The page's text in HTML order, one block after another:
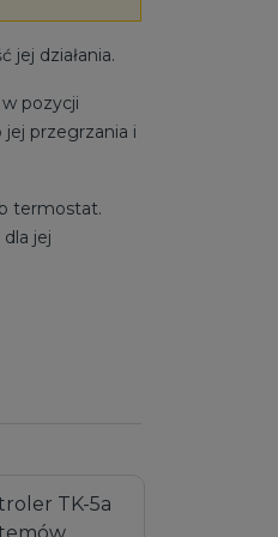
działania.
pozycji
przegrzania i
termostat.
jej